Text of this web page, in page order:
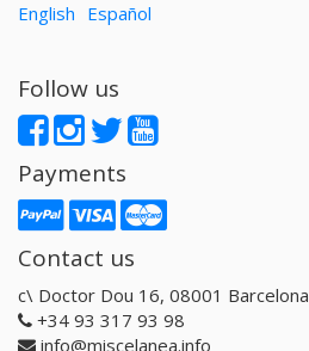
English Español
Follow us
Payments
Contact us
c\ Doctor Dou 16, 08001 Barcelona
+34 93 317 93 98
info@miscelanea.info